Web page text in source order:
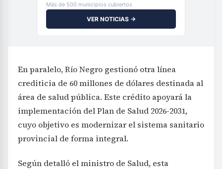
Más de 500 municipios cubiertos
VER NOTICIAS →
En paralelo, Río Negro gestionó otra línea
crediticia de 60 millones de dólares destinada al
área de salud pública. Este crédito apoyará la
implementación del Plan de Salud 2026-2031,
cuyo objetivo es modernizar el sistema sanitario
provincial de forma integral.
Según detalló el ministro de Salud, esta